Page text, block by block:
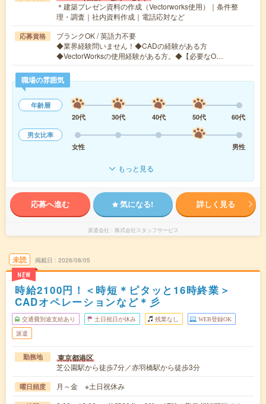
＊建築プレゼン資料の作成（Vectorworks使用）｜条件整
理・調査｜社内資料作成｜電話応対など
応募資格
ブランクOK / 英語力不要
◆業界経験問いません！◆CADの経験がある方
◆VectorWorksの使用経験がある方。◆【必要なO…
職場の雰囲気
年齢層
20代
30代 40代 50代
60代
男女比率
女性
男性
もっと見る
応募へ進む 気になる! 詳しく見る
派遣会社 株式会社スタッフサービス
未読
NEW
掲載日 2026/08/05
時給2100円！＜時短＊ピタッと16時終業＞
CADオペレーションなど＊彡
交通費別途支給あり 土日祝日が休み 残業なし WEB登録OK
派遣
勤務地 東京都港区
芝公園駅から徒歩7分／赤羽橋駅から徒歩3分
曜日頻度 月～金 ※土日祝休み